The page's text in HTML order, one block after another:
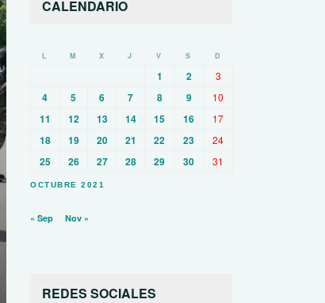
CALENDARIO
OCTUBRE 2021
L M X J V S D
1 2 3
4 5 6 7 8 9 10
11 12 13 14 15 16 17
18 19 20 21 22 23 24
25 26 27 28 29 30 31
« Sep Nov »
REDES SOCIALES